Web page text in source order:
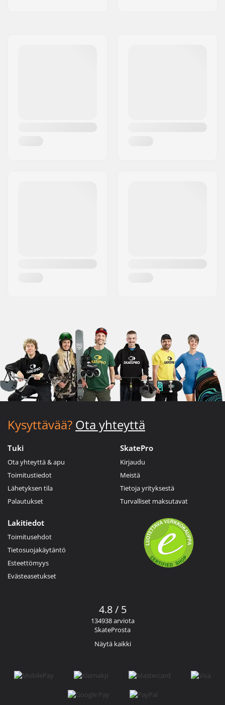
Kysyttävää? Ota yhteyttä
Tuki
Ota yhteyttä & apu
Toimitustiedot
Lähetyksen tila
Palautukset
SkatePro
Kirjaudu
Meistä
Tietoja yrityksestä
Turvalliset maksutavat
Lakitiedot
Toimitusehdot
Tietosuojakäytäntö
Esteettömyys
Evästeasetukset
4.8 / 5
134938 arviota
SkateProsta
Näytä kaikki